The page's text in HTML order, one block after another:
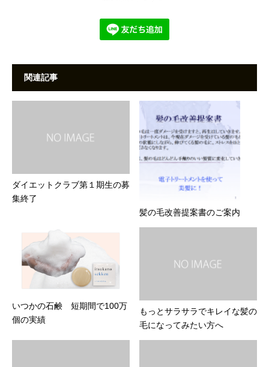
関連記事
ダイエットクラブ第１期生の募
集終了
髪の毛改善提案書のご案内
いつかの石鹸 短期間で100万
個の実績
もっとサラサラでキレイな髪の
毛になってみたい方へ